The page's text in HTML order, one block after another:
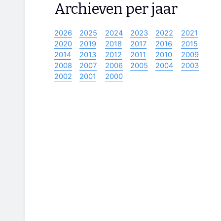
Archieven per jaar
2026 2025 2024 2023 2022
2021
2020
2019 2018 2017 2016
2015
2014
2013 2012 2011 2010
2009
2008
2007 2006 2005 2004
2003
2002
2001 2000